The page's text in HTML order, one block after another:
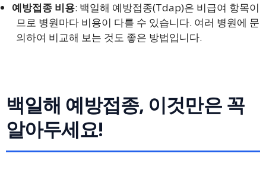
예방접종 비용: 백일해 예방접종(Tdap)은 비급여 항목이
므로 병원마다 비용이 다를 수 있습니다. 여러 병원에 문
의하여 비교해 보는 것도 좋은 방법입니다.
백일해 예방접종, 이것만은 꼭
알아두세요!